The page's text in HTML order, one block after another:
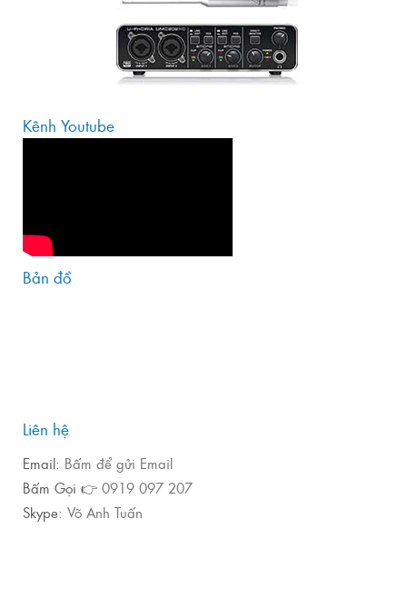
Kênh Youtube
Bản đồ
Liên hệ
Email: Bấm để gửi Email
Bấm Gọi 👉 0919 097 207
Skype: Võ Anh Tuấn